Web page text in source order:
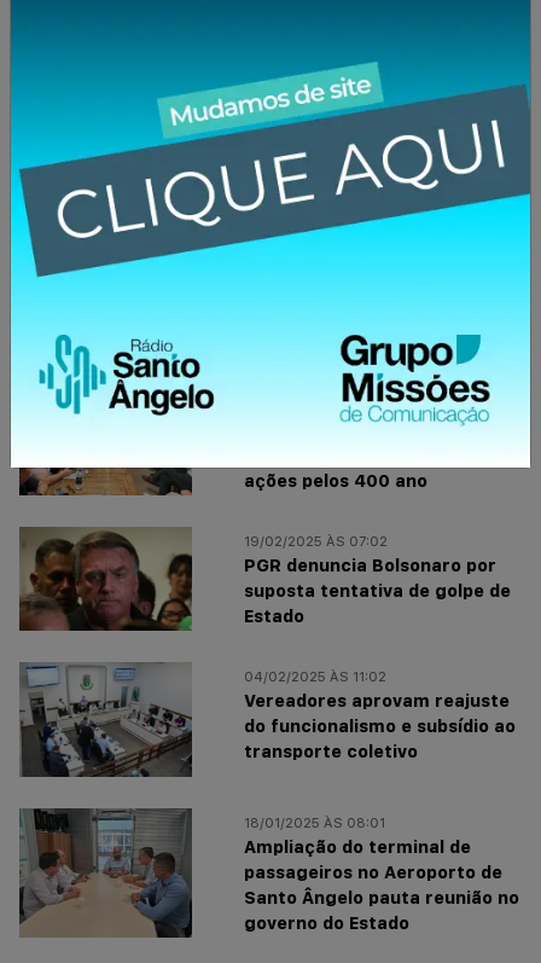
Compartilhe essa notícia:
Facebook Twitter
21/02/2025 ÀS 07:02
Na reunião de prefeitos da
região, Loureiro fala sobre
ações pelos 400 ano
19/02/2025 ÀS 07:02
PGR denuncia Bolsonaro por
suposta tentativa de golpe de
Estado
04/02/2025 ÀS 11:02
Vereadores aprovam reajuste
do funcionalismo e subsídio ao
transporte coletivo
18/01/2025 ÀS 08:01
Ampliação do terminal de
passageiros no Aeroporto de
Santo Ângelo pauta reunião no
governo do Estado